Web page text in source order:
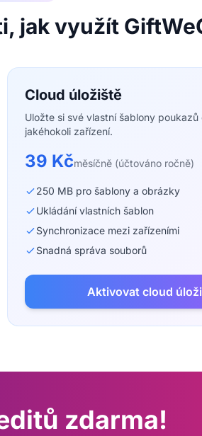
jak využít
Cloud úložiště
Uložte si své vlastní šablony
jakéhokoli zařízení.
39 Kčměsíčně (účtováno ročně)
250 MB pro šablony a obrázky
Ukládání vlastních šablon
Synchronizace mezi zařízeními
Snadná správa souborů
Aktivovat cloud
zdarma!